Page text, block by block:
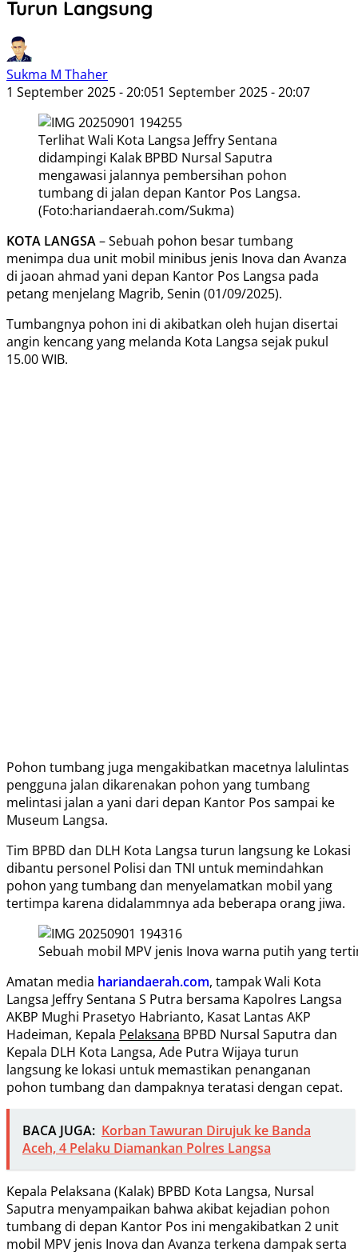
Turun Langsung
Sukma M Thaher
1 September 2025 - 20:051 September 2025 - 20:07
Terlihat Wali Kota Langsa Jeffry Sentana
didampingi Kalak BPBD Nursal Saputra
mengawasi jalannya pembersihan pohon
tumbang di jalan depan Kantor Pos Langsa.
(Foto:hariandaerah.com/Sukma)
KOTA LANGSA– Sebuah pohon besar tumbang
menimpa dua unit mobil minibus jenis Inova dan Avanza
di jaoan ahmad yani depan Kantor Pos Langsa pada
petang menjelang Magrib, Senin (01/09/2025).
Tumbangnya pohon ini di akibatkan oleh hujan disertai
angin kencang yang melanda Kota Langsa sejak pukul
15.00 WIB.
Pohon tumbang juga mengakibatkan macetnya lalulintas
pengguna jalan dikarenakan pohon yang tumbang
melintasi jalan a yani dari depan Kantor Pos sampai ke
Museum Langsa.
Tim BPBD dan DLH Kota Langsa turun langsung ke Lokasi
dibantu personel Polisi dan TNI untuk memindahkan
pohon yang tumbang dan menyelamatkan mobil yang
tertimpa karena didalammnya ada beberapa orang jiwa.
Sebuah mobil MPV jenis Inova warna putih yang
Amatan media hariandaerah.com, tampak Wali Kota
Langsa Jeffry Sentana S Putra bersama Kapolres Langsa
AKBP Mughi Prasetyo Habrianto, Kasat Lantas AKP
Hadeiman, Kepala Pelaksana BPBD Nursal Saputra dan
Kepala DLH Kota Langsa, Ade Putra Wijaya turun
langsung ke lokasi untuk memastikan penanganan
pohon tumbang dan dampaknya teratasi dengan cepat.
BACA JUGA: Korban Tawuran Dirujuk ke Banda
Aceh, 4 Pelaku Diamankan Polres Langsa
Kepala Pelaksana (Kalak) BPBD Kota Langsa, Nursal
Saputra menyampaikan bahwa akibat kejadian pohon
tumbang di depan Kantor Pos ini mengakibatkan 2 unit
mobil MPV jenis Inova dan Avanza terkena dampak serta